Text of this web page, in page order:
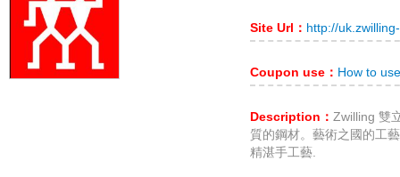
Site Url： http://
Coupon use： How to
Description： Zwilling 雙
質的鋼材。藝術之國的工
精湛手工藝.